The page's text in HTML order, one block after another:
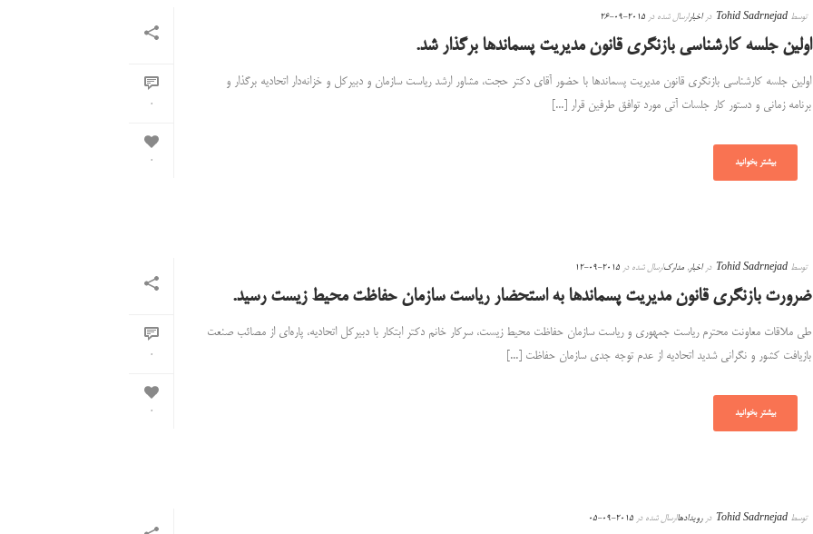
0
0
توسط Tohid Sadrnejad دراخبارارسال شده در 2015-09-26
اولین جلسه کارشناسی بازنگری قانون مدیریت پسماندها برگذار شد.
اولین جلسه کارشناسی بازنگری قانون مدیریت پسماندها با حضور آقای دکتر حجت، مشاور ارشد ریاست سازمان و دبیرکل و خزانه‌دار اتحادیه برگذار و
برنامه زمانی و دستور کار جلسات آتی مورد توافق طرفین قرار [...]
بیشتر بخوانید
0
0
توسط Tohid Sadrnejad دراخبار, مدارکارسال شده در 2015-09-12
ضرورت بازنگری قانون مدیریت پسماندها به استحضار ریاست سازمان حفاظت محیط زیست رسید.
طی ملاقات معاونت محترم ریاست جمهوری و ریاست سازمان حفاظت محیط زیست، سرکار خانم دکتر ابتکار با دبیرکل اتحادیه، پاره‌ای از مصائب صنعت
بازیافت کشور و نگرانی شدید اتحادیه از عدم توجه جدی سازمان حفاظت [...]
بیشتر بخوانید
توسط Tohid Sadrnejad دررویدادهاارسال شده در 2015-09-05